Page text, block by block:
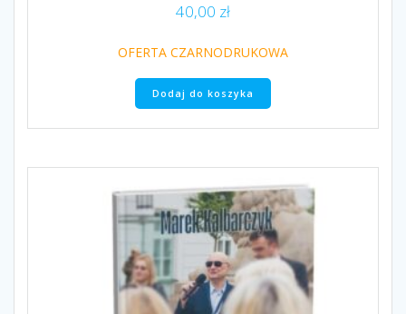
40,00 zł
OFERTA CZARNODRUKOWA
Dodaj do koszyka